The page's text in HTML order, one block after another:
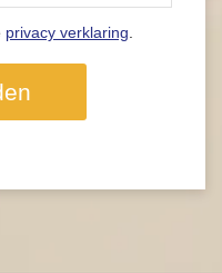
privacy verklaring